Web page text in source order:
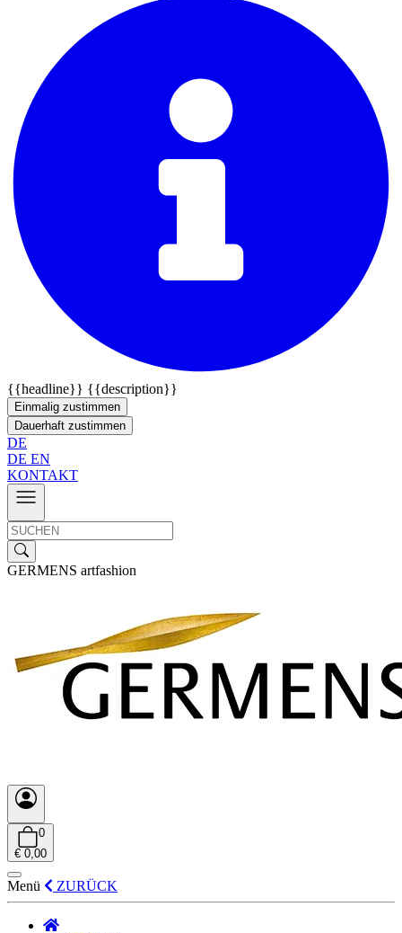
{{headline}} {{description}}
Einmalig zustimmen
Dauerhaft zustimmen
DE
DE EN
KONTAKT
GERMENS artfashion
0
€ 0,00
Menü ZURÜCK